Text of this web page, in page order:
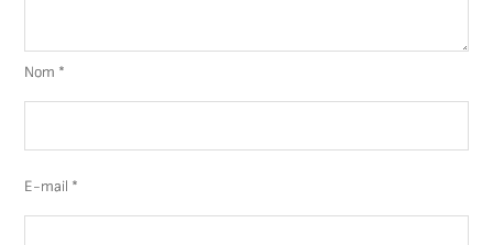
Nom *
E-mail *